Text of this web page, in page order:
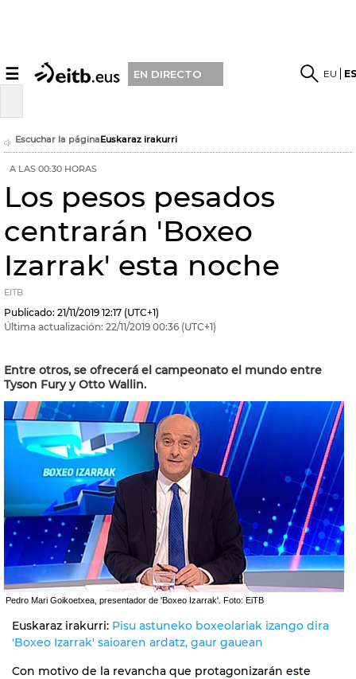
☰ EN DIRECTO EU
Escuchar la páginaEuskaraz irakurri
A LAS 00:30 HORAS
Los pesos pesados
centrarán 'Boxeo
Izarrak' esta noche
EITB
Publicado: 21/11/2019 12:17 (UTC+1)
Última actualización: 22/11/2019 00:36 (UTC+1)
Entre otros, se ofrecerá el campeonato el mundo entre
Tyson Fury y Otto Wallin.
Pedro Mari Goikoetxea, presentador de 'Boxeo Izarrak'. Foto: EiTB
Euskaraz irakurri: Pisu astuneko boxeolariak izango dira
'Boxeo Izarrak' saioaren ardatz, gaur gauean
Con motivo de la revancha que protagonizarán este